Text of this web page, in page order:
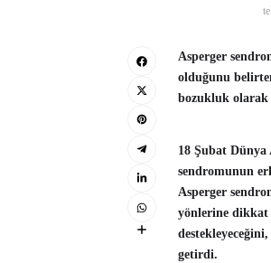
Asperger
olduğunu
bozukluk olarak
18 Şubat
sendromunun
Asperger
yönlerine dikkat
getirdi.